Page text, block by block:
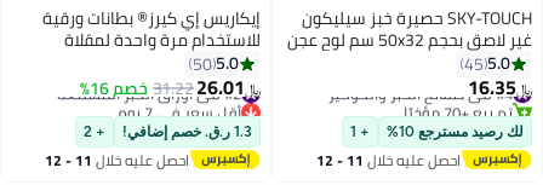
SKY-TOUCH حصيرة خبز سيليكون
غير لاصق بحجم 50x32 سم لوح عجن
ألياف زجاجية لتدوير العجين حجم كبير
للكعكة والمكرون أدوات المطبخ
5.0
45
﷼‏16.35
#4 في صفائح الخَبز والكوكيز
تم بيع +70 مؤخرًا
#4 في صفائح الخَبز والكوكيز
لك رصيد مسترجع 10% + 1
احصل عليه خلال 11 - 12
إيكاريس إي كيرز® بطانات ورقية
للاستخدام مرة واحدة لمقلاة
الهواء، ورق زبدة غير لاصق، آمن
غذائيًا، طلاء زيت سيليكون مزدوج
الجوانب، مقاوم للماء، مقاوم للزيت،
مقاوم لدرجات الحرارة العالية،
لمقلاة الهواء، الخبز، الميكروويف،
5.0
50
﷼‏ 26.01
31.22خصم 16% #2 في أوراق الخبز المشمعة
أقل سعر في 7 يوم
#2 في أوراق الخبز المشمعة1.3 ر.ق. خصم إضافي! + 2
احصل عليه خلال 11 - 12